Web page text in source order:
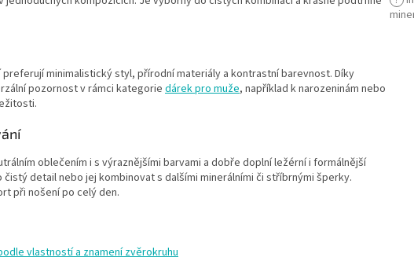
minimalistický styl, přírodní materiály a kontrastní barevnost. Díky
pozornost v rámci kategorie dárek pro muže, například k narozeninám nebo
oblečením i s výraznějšími barvami a dobře doplní ležérní i formálnější
detail nebo jej kombinovat s dalšími minerálními či stříbrnými šperky.
při nošení po celý den.
vlastností a znamení zvěrokruhu